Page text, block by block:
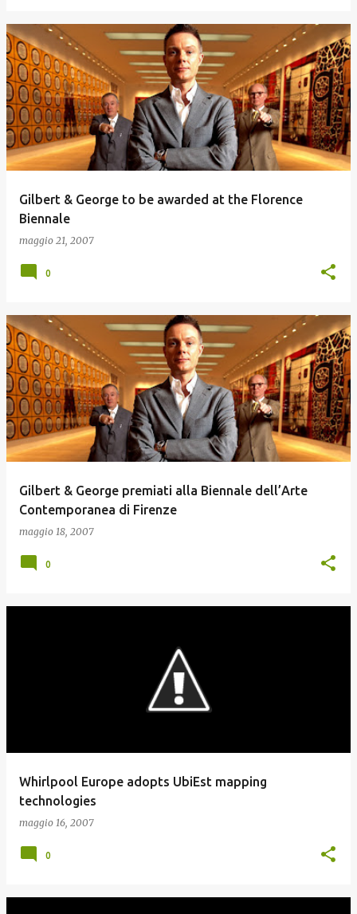
Gilbert & George to be awarded at the Florence
Biennale
maggio 21, 2007
0
Gilbert & George premiati alla Biennale dell’Arte
Contemporanea di Firenze
maggio 18, 2007
0
Whirlpool Europe adopts UbiEst mapping
technologies
maggio 16, 2007
0